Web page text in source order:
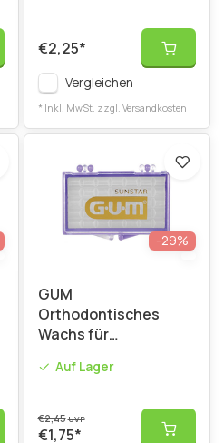
€2,25*
Vergleichen
* Inkl. MwSt. zzgl. Versandkosten
-29%
GUM
Orthodontisches
Wachs für
Zahnspangen
Auf Lager
€2,45UVP
€1,75*